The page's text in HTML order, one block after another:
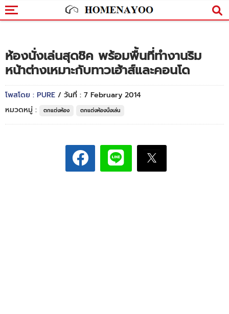
ห้องนั่งเล่นสุดชิค พร้อมพื้นที่ทำงานริม
หน้าต่างเหมาะกับทาวเฮ้าส์และคอนโด
โพสโดย : PURE / วันที่ : 7 February 2014
หมวดหมู่ :
ตกแต่งห้อง ตกแต่งห้องนั่งเล่น